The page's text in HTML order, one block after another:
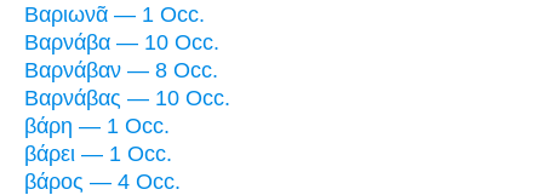
Βαριωνᾶ — 1 Occ.
Βαρνάβα — 10 Occ.
Βαρνάβαν — 8 Occ.
Βαρνάβας — 10 Occ.
βάρη — 1 Occ.
βάρει — 1 Occ.
βάρος — 4 Occ.